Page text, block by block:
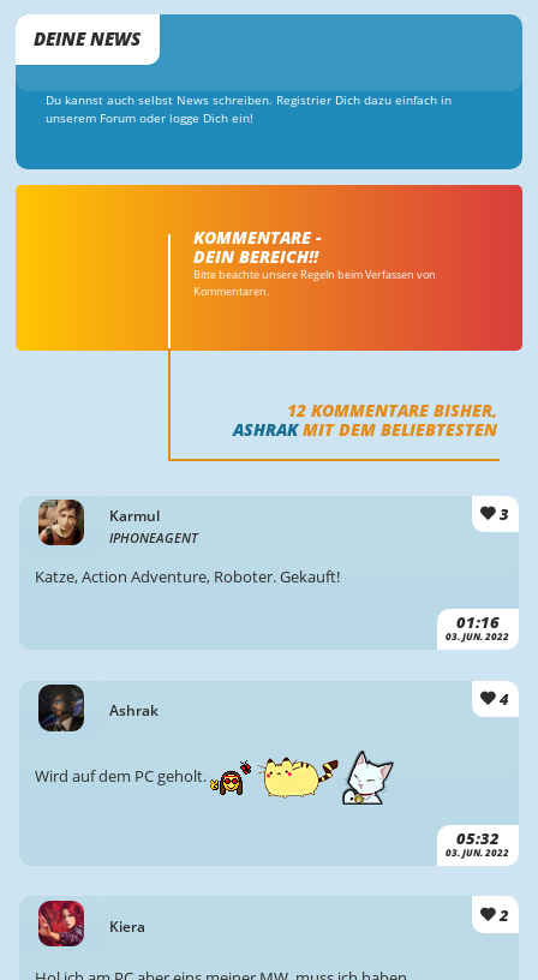
DEINE NEWS
Du kannst auch selbst News schreiben. Registrier Dich dazu einfach in
unserem Forum oder logge Dich ein!
KOMMENTARE -
DEIN BEREICH!!
Bitte beachte unsere Regeln beim Verfassen von
Kommentaren.
12 KOMMENTARE BISHER,
ASHRAKMIT DEM BELIEBTESTEN
Karmul
IPHONEAGENT
3
01:16
03. JUN. 2022
Katze, Action Adventure, Roboter. Gekauft!
Ashrak
4
05:32
03. JUN. 2022
Wird auf dem PC geholt.
Kiera
2